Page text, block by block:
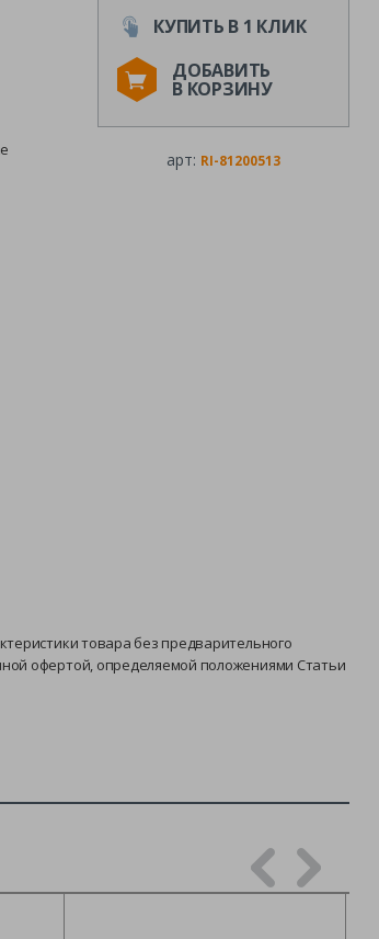
КУПИТЬ В 1 КЛИК
ДОБАВИТЬ
В КОРЗИНУ
арт: RI-81200513
товара без предварительного
офертой, определяемой положениями Статьи